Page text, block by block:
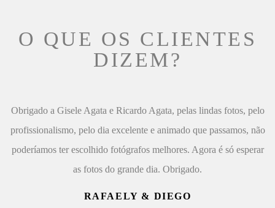
O QUE OS CLIENTES
DIZEM?
Obrigado a Gisele Agata e Ricardo Agata, pelas lindas fotos, pelo
profissionalismo, pelo dia excelente e animado que passamos, não
poderíamos ter escolhido fotógrafos melhores. Agora é só esperar
as fotos do grande dia. Obrigado.
RAFAELY & DIEGO